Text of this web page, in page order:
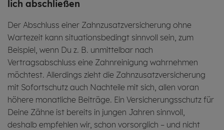
lich ab­schlie­ßen
Der Abschluss einer Zahnzusatzversicherung ohne
Wartezeit kann situationsbedingt sinnvoll sein, zum
Beispiel, wenn Du z. B. unmittelbar nach
Vertragsabschluss eine Zahnreinigung wahrnehmen
möchtest. Allerdings zieht die Zahnzusatzversicherung
mit Sofortschutz auch Nachteile mit sich, allen voran
höhere monatliche Beiträge. Ein Versicherungsschutz für
Deine Zähne ist bereits in jungen Jahren sinnvoll,
deshalb empfehlen wir, schon vorsorglich – und nicht